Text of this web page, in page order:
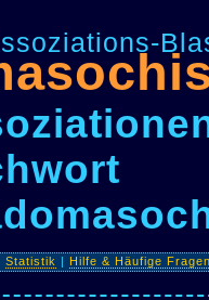
Statistik |Hilfe & Häufige